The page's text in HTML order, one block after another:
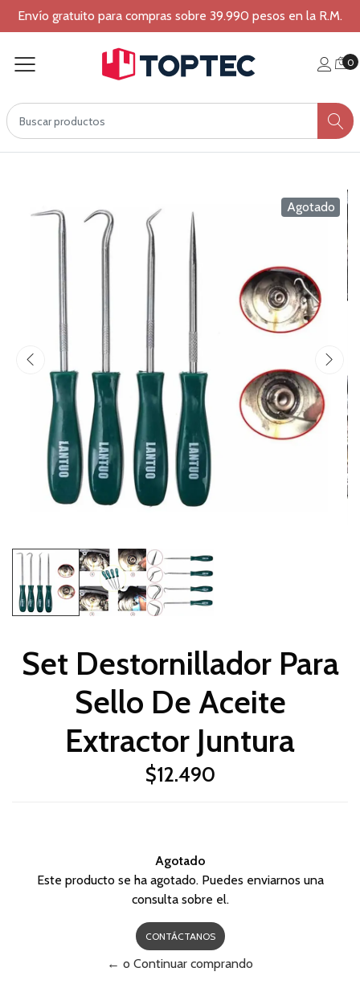
Envío gratuito para compras sobre 39.990 pesos en la R.M.
0
Agotado
Set Destornillador Para
Sello De Aceite
Extractor Juntura
$12.490
Agotado
Este producto se ha agotado. Puedes enviarnos una
consulta sobre el.
CONTÁCTANOS
← o Continuar comprando